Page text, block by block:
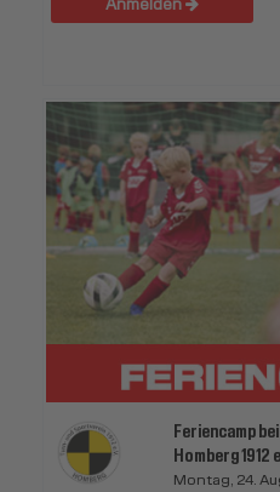
Feriencamp
Homberg 1912
Montag, 24.